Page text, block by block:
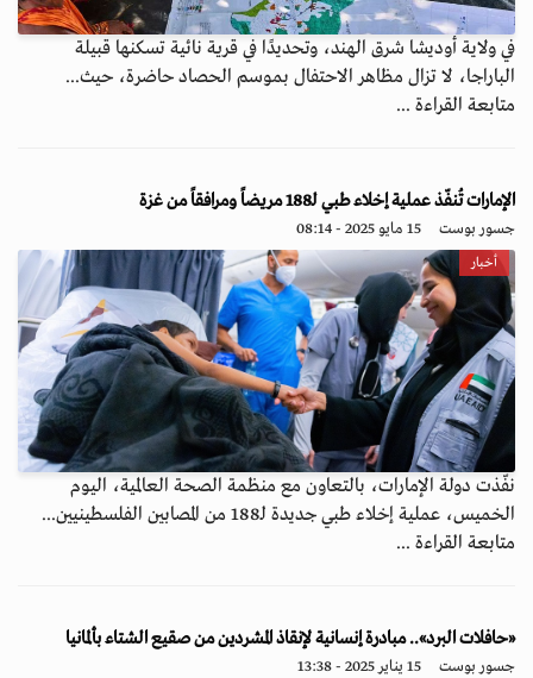
في ولاية أوديشا شرق الهند، وتحديدًا في قرية نائية تسكنها قبيلة
الباراجا، لا تزال مظاهر الاحتفال بموسم الحصاد حاضرة، حيث...
متابعة القراءة ...
الإمارات تُنفّذ عملية إخلاء طبي لـ188 مريضاً ومرافقاً من غزة
جسور بوست 15 مايو 2025 - 08:14
أخبار
نفّذت دولة الإمارات، بالتعاون مع منظمة الصحة العالمية، اليوم
الخميس، عملية إخلاء طبي جديدة لـ188 من المصابين الفلسطينيين...
متابعة القراءة ...
«حافلات البرد».. مبادرة إنسانية لإنقاذ المشردين من صقيع الشتاء بألمانيا
جسور بوست 15 يناير 2025 - 13:38